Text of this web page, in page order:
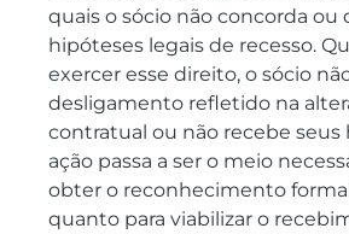
quais o sócio não concorda ou
hipóteses legais de recesso.
exercer esse direito, o sócio
desligamento refletido na
contratual ou não recebe seus
ação passa a ser o meio
obter o reconhecimento
quanto para viabilizar o